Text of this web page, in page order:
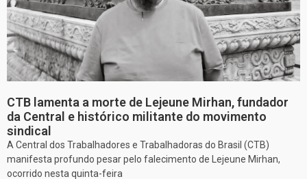
CTB lamenta a morte de Lejeune Mirhan, fundador
da Central e histórico militante do movimento
sindical
A Central dos Trabalhadores e Trabalhadoras do Brasil (CTB)
manifesta profundo pesar pelo falecimento de Lejeune Mirhan,
ocorrido nesta quinta-feira